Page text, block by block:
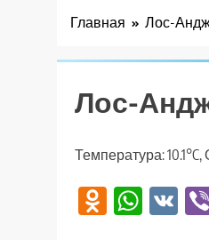
Главная Лос-
Лос-
Температура:
VK